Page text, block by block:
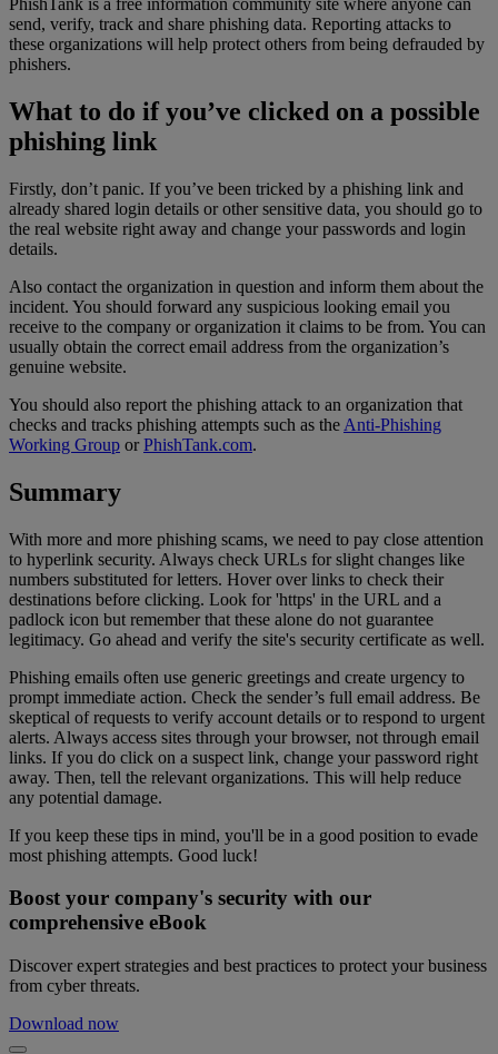
PhishTank is a free information community site where anyone can
send, verify, track and share phishing data. Reporting attacks to
these organizations will help protect others from being defrauded by
phishers.
What to do if you’ve clicked on a possible
phishing link
Firstly, don’t panic. If you’ve been tricked by a phishing link and
already shared login details or other sensitive data, you should go to
the real website right away and change your passwords and login
details.
Also contact the organization in question and inform them about the
incident. You should forward any suspicious looking email you
receive to the company or organization it claims to be from. You can
usually obtain the correct email address from the organization’s
genuine website.
You should also report the phishing attack to an organization that
checks and tracks phishing attempts such as the Anti-Phishing
Working Group orPhishTank.com.
Summary
With more and more phishing scams, we need to pay close attention
to hyperlink security. Always check URLs for slight changes like
numbers substituted for letters. Hover over links to check their
destinations before clicking. Look for 'https' in the URL and a
padlock icon but remember that these alone do not guarantee
legitimacy. Go ahead and verify the site's security certificate as well.
Phishing emails often use generic greetings and create urgency to
prompt immediate action. Check the sender’s full email address. Be
skeptical of requests to verify account details or to respond to urgent
alerts. Always access sites through your browser, not through email
links. If you do click on a suspect link, change your password right
away. Then, tell the relevant organizations. This will help reduce
any potential damage.
If you keep these tips in mind, you'll be in a good position to evade
most phishing attempts. Good luck!
Boost your company's security with our
comprehensive eBook
Discover expert strategies and best practices to protect your business
from cyber threats.
Download now